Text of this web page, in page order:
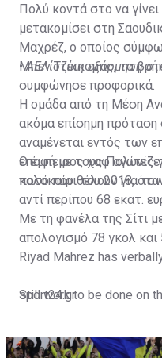
Πολύ κοντά στο να
μετακομίσει στη
Μαχρέζ, ο οποίος
Μπεν Τζέικομπς, τα
συμφώνησε προφορικά.
•ΑΕΛίστικη εξόρμηση
Η ομάδα από τη Μέση
ακόμα επίσημη
αναμένεται εντός των
επαφή με τους Πολίτες
ποσό που θέλουν για
Ο έμπειρος χαφ
καλοκαίρι του 2018,
αντί περίπου 68 εκατ.
Με τη φανέλα της Σίτι
απολογισμό 78 γκολ και
Riyad Mahrez has
Still work to be done on
Not a done deal yet, but
sport24.gr